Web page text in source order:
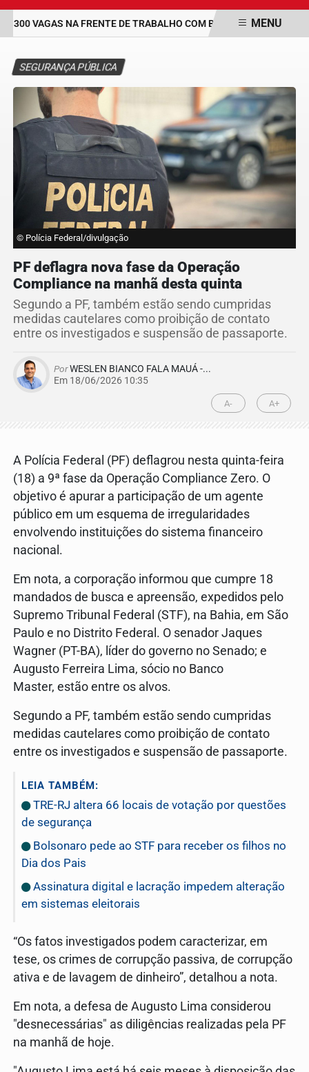
300 VAGAS NA FRENTE DE TRABALHO COM BOLSA DE UMMENU
SEGURANÇA PÚBLICA
© Polícia Federal/divulgação
PF deflagra nova fase da Operação
Compliance na manhã desta quinta
Segundo a PF, também estão sendo cumpridas
medidas cautelares como proibição de contato
entre os investigados e suspensão de passaporte.
PorWESLEN BIANCO FALA MAUÁ -...
Em 18/06/2026 10:35
A- A+
A Polícia Federal (PF) deflagrou nesta quinta-feira
(18) a 9ª fase da Operação Compliance Zero. O
objetivo é apurar a participação de um agente
público em um esquema de irregularidades
envolvendo instituições do sistema financeiro
nacional.
Em nota, a corporação informou que cumpre 18
mandados de busca e apreensão, expedidos pelo
Supremo Tribunal Federal (STF), na Bahia, em São
Paulo e no Distrito Federal. O senador Jaques
Wagner (PT-BA), líder do governo no Senado; e
Augusto Ferreira Lima, sócio no Banco
Master, estão entre os alvos.
Segundo a PF, também estão sendo cumpridas
medidas cautelares como proibição de contato
entre os investigados e suspensão de passaporte.
LEIA TAMBÉM:
TRE-RJ altera 66 locais de votação por questões
de segurança
Bolsonaro pede ao STF para receber os filhos no
Dia dos Pais
Assinatura digital e lacração impedem alteração
em sistemas eleitorais
“Os fatos investigados podem caracterizar, em
tese, os crimes de corrupção passiva, de corrupção
ativa e de lavagem de dinheiro”, detalhou a nota.
Em nota, a defesa de Augusto Lima considerou
"desnecessárias" as diligências realizadas pela PF
na manhã de hoje.